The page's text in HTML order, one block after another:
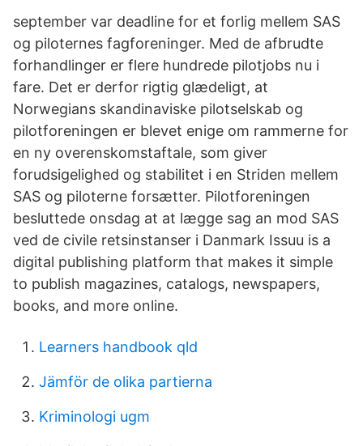
september var deadline for et forlig mellem SAS
og piloternes fagforeninger. Med de afbrudte
forhandlinger er flere hundrede pilotjobs nu i
fare. Det er derfor rigtig glædeligt, at
Norwegians skandinaviske pilotselskab og
pilotforeningen er blevet enige om rammerne for
en ny overenskomstaftale, som giver
forudsigelighed og stabilitet i en Striden mellem
SAS og piloterne forsætter. Pilotforeningen
besluttede onsdag at at lægge sag an mod SAS
ved de civile retsinstanser i Danmark Issuu is a
digital publishing platform that makes it simple
to publish magazines, catalogs, newspapers,
books, and more online.
Learners handbook qld
Jämför de olika partierna
Kriminologi ugm